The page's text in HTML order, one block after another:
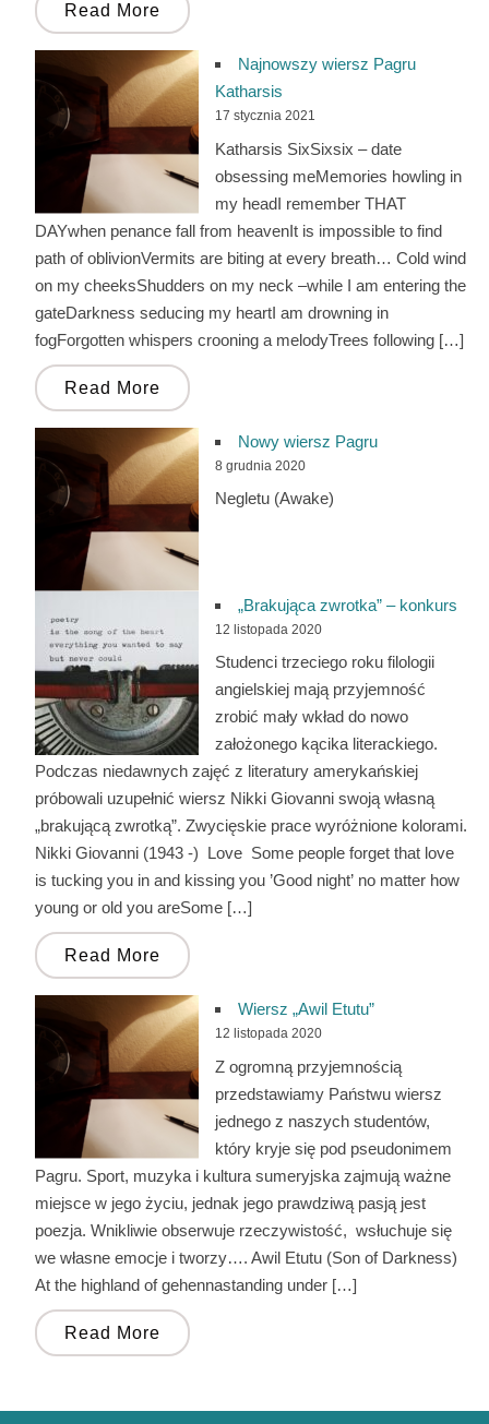
Read More
Najnowszy wiersz Pagru
Katharsis
17 stycznia 2021
Katharsis SixSixsix – date
obsessing meMemories howling in
my headI remember THAT
DAYwhen penance fall from heavenIt is impossible to find
path of oblivionVermits are biting at every breath… Cold wind
on my cheeksShudders on my neck –while I am entering the
gateDarkness seducing my heartI am drowning in
fogForgotten whispers crooning a melodyTrees following […]
Read More
Nowy wiersz Pagru
8 grudnia 2020
Negletu (Awake)
„Brakująca zwrotka” – konkurs
12 listopada 2020
Studenci trzeciego roku filologii
angielskiej mają przyjemność
zrobić mały wkład do nowo
założonego kącika literackiego.
Podczas niedawnych zajęć z literatury amerykańskiej
próbowali uzupełnić wiersz Nikki Giovanni swoją własną
„brakującą zwrotką”. Zwycięskie prace wyróżnione kolorami.
Nikki Giovanni (1943 -) Love Some people forget that love
is tucking you in and kissing you ’Good night’ no matter how
young or old you areSome […]
Read More
Wiersz „Awil Etutu”
12 listopada 2020
Z ogromną przyjemnością
przedstawiamy Państwu wiersz
jednego z naszych studentów,
który kryje się pod pseudonimem
Pagru. Sport, muzyka i kultura sumeryjska zajmują ważne
miejsce w jego życiu, jednak jego prawdziwą pasją jest
poezja. Wnikliwie obserwuje rzeczywistość, wsłuchuje się
we własne emocje i tworzy…. Awil Etutu (Son of Darkness)
At the highland of gehennastanding under […]
Read More